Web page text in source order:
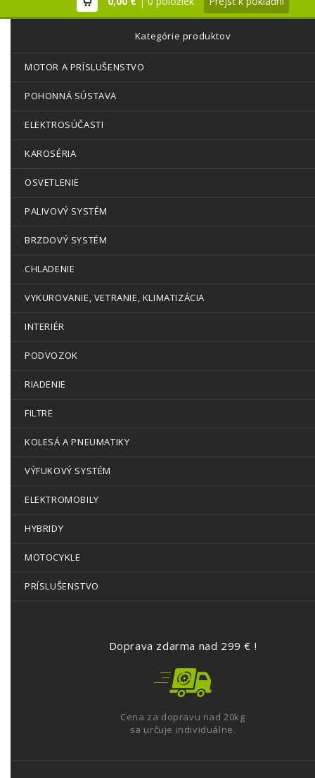
Kategórie produktov
MOTOR A PRÍSLUŠENSTVO
POHONNÁ SÚSTAVA
ELEKTROSÚČASTI
KAROSÉRIA
OSVETLENIE
PALIVOVÝ SYSTÉM
BRZDOVÝ SYSTÉM
CHLADENIE
VYKUROVANIE, VETRANIE, KLIMATIZÁCIA
INTERIÉR
PODVOZOK
RIADENIE
FILTRE
KOLESÁ A PNEUMATIKY
VÝFUKOVÝ SYSTÉM
ELEKTROMOBILY
HYBRIDY
MOTOCYKLE
PRÍSLUŠENSTVO
Doprava zdarma nad 299 € !
Cena za dopravu nad 20kg
sa určuje individuálne.